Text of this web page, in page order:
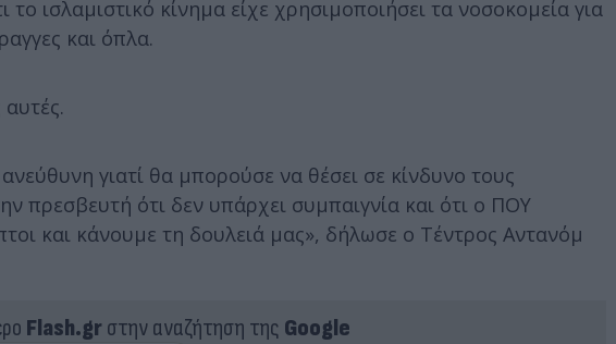
ισλαμιστικό κίνημα είχε χρησιμοποιήσει τα νοσοκομεία για
και όπλα.
γιατί θα μπορούσε να θέσει σε κίνδυνο τους
ότι δεν υπάρχει συμπαιγνία και ότι ο ΠΟΥ
και κάνουμε τη δουλειά μας», δήλωσε ο Τέντρος Αντανόμ
Flash.grστην αναζήτηση της Google